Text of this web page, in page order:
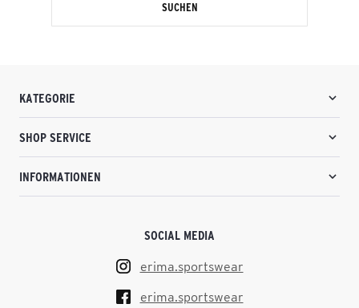
SUCHEN
KATEGORIE
SHOP SERVICE
INFORMATIONEN
SOCIAL MEDIA
erima.sportswear
erima.sportswear